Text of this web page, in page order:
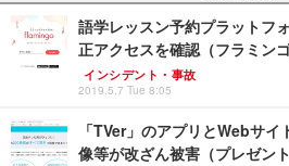
語学レッスン予約プラットフ
正アクセスを確認（フラミンゴ
インシデント・事故
2019.5.7 Tue 8:05
「TVer」のアプリとWebサ
像等が改ざん被害（プレゼン